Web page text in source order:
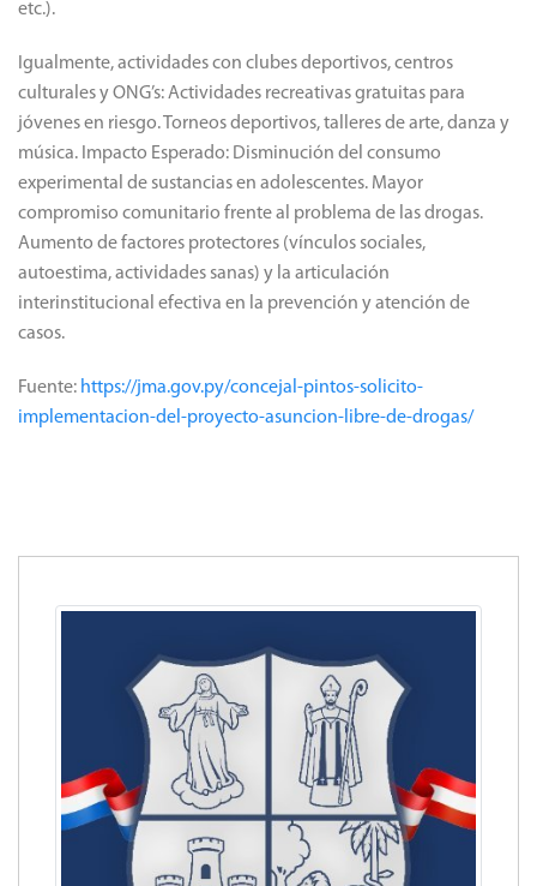
etc.).
Igualmente, actividades con clubes deportivos, centros
culturales y ONG’s: Actividades recreativas gratuitas para
jóvenes en riesgo. Torneos deportivos, talleres de arte, danza y
música. Impacto Esperado: Disminución del consumo
experimental de sustancias en adolescentes. Mayor
compromiso comunitario frente al problema de las drogas.
Aumento de factores protectores (vínculos sociales,
autoestima, actividades sanas) y la articulación
interinstitucional efectiva en la prevención y atención de
casos.
Fuente: https://jma.gov.py/concejal-pintos-solicito-
implementacion-del-proyecto-asuncion-libre-de-drogas/